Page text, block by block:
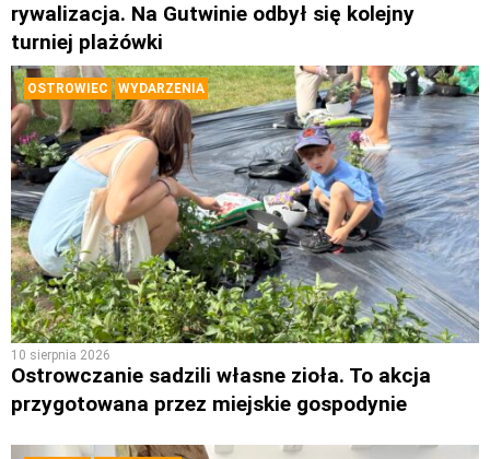
rywalizacja. Na Gutwinie odbył się kolejny
turniej plażówki
OSTROWIEC WYDARZENIA
10 sierpnia 2026
Ostrowczanie sadzili własne zioła. To akcja
przygotowana przez miejskie gospodynie